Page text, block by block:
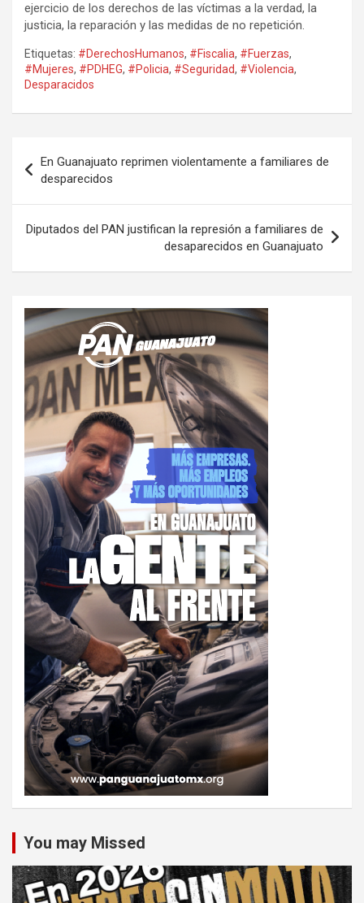
ejercicio de los derechos de las víctimas a la verdad, la
justicia, la reparación y las medidas de no repetición.
Etiquetas: #DerechosHumanos, #Fiscalia, #Fuerzas,
#Mujeres, #PDHEG, #Policia, #Seguridad, #Violencia,
Desparacidos
de
entradas
En Guanajuato reprimen violentamente a familiares de
desparecidos
Diputados del PAN justifican la represión a familiares de
desaparecidos en Guanajuato
You may Missed